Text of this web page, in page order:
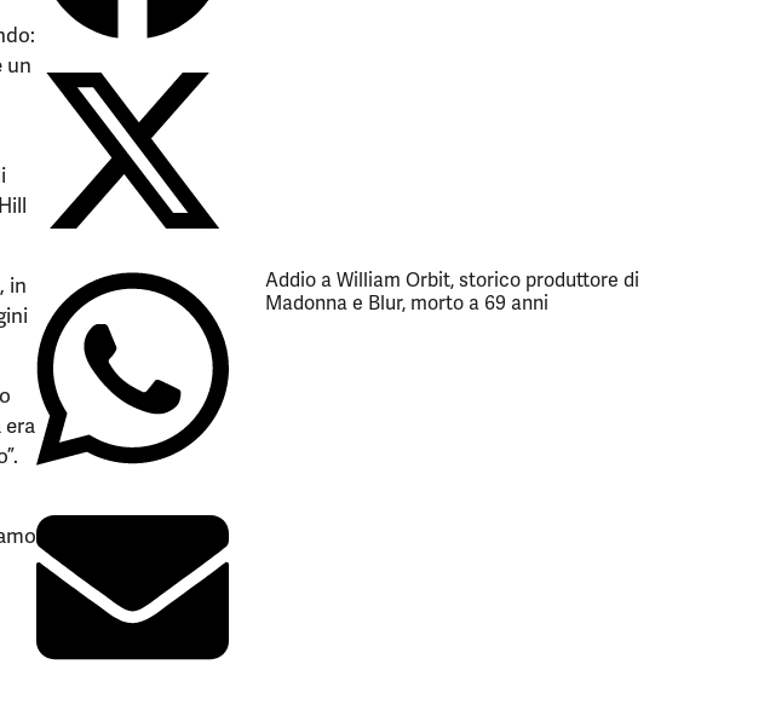
un
in
era
Addio a William Orbit, storico produttore di
Madonna e Blur, morto a 69 anni